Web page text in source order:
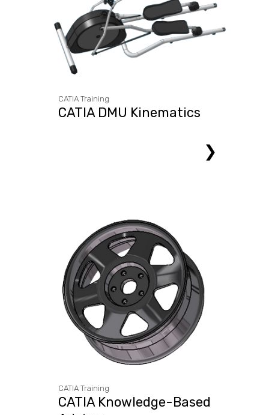
CATIA Training
CATIA DMU Kinematics
❯
CATIA Training
CATIA Knowledge-Based